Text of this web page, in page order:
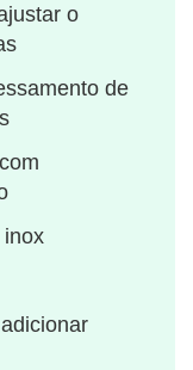
o
de
inox